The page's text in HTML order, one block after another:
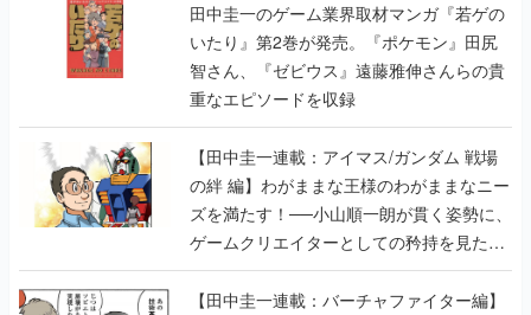
田中圭一のゲーム業界取材マンガ『若ゲの
いたり』第2巻が発売。『ポケモン』田尻
智さん、『ゼビウス』遠藤雅伸さんらの貴
重なエピソードを収録
【田中圭一連載：アイマス/ガンダム 戦場
の絆 編】わがままな王様のわがままなニー
ズを満たす！──小山順一朗が貫く姿勢に、
ゲームクリエイターとしての矜持を見た
【若ゲのいたり最終回】
【田中圭一連載：バーチャファイター編】